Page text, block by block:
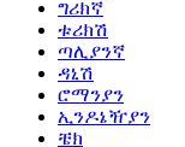
ግሪክኛ
ቱሪክሽ
ጣሊያንኛ
ዳኒሽ
ሮማንያን
ኢንዶኔዥያን
ቼክ